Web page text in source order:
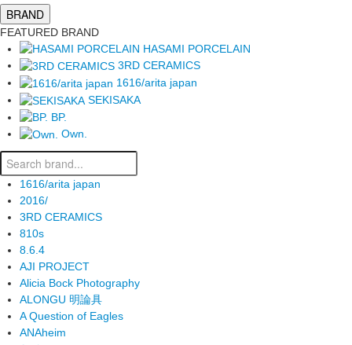
BRAND
FEATURED BRAND
HASAMI PORCELAIN
3RD CERAMICS
1616/arita japan
SEKISAKA
BP.
Own.
1616/arita japan
2016/
3RD CERAMICS
810s
8.6.4
AJI PROJECT
Alicia Bock Photography
ALONGU 明論具
A Question of Eagles
ANAheim